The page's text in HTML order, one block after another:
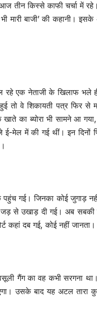
तीन किस्से काफी चर्चा में
मारी बाजी’ की कहानी।
एक नेताजी के खिलाफ भले
तो वे शिकायती पत्र फिर से
का ब्योरा भी सामने आ
ई-मेल में की गई थीं। इन
पहुंच गई। जिनका कोई जुगाड़
उखाड़ दी गई। अब सबकी
दब गई, कोई नहीं
गैंग का वह कभी सरगना
उसके बाद यह अटल